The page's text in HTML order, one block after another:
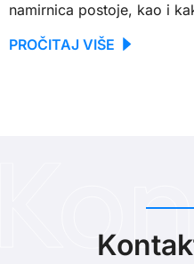
namirnica postoje, kao i
PROČITAJ VIŠE